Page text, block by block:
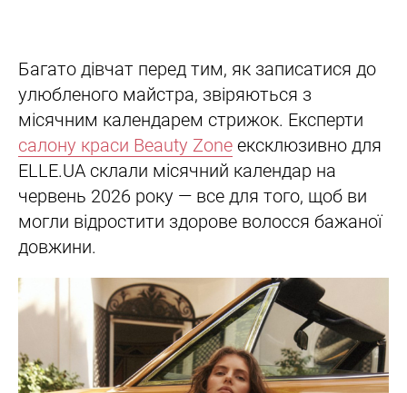
Багато дівчат перед тим, як записатися до
улюбленого майстра, звіряються з
місячним календарем стрижок. Експерти
салону краси Beauty Zone ексклюзивно для
ELLE.UA склали місячний календар на
червень 2026 року — все для того, щоб ви
могли відростити здорове волосся бажаної
довжини.